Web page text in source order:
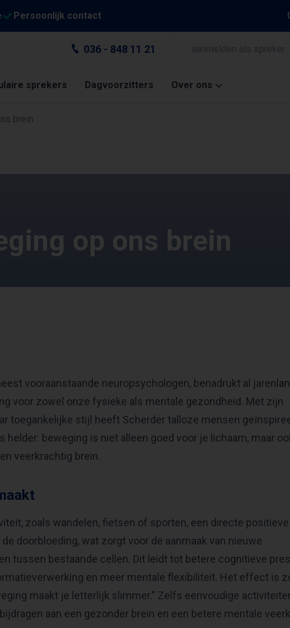
Persoonlijk contact
036 - 848 11 21
sprekers Dagvoorzitters Over ons
brein
op ons brein
vooraanstaande neuropsychologen, benadrukt al
voor zowel onze fysieke als mentale gezondheid. Met zijn
toegankelijke stijl heeft Scherder talloze mensen
beweging is niet alleen goed voor je lichaam, maar
veerkrachtig brein.
zoals wandelen, fietsen of sporten, een directe positieve
doorbloeding, wat zorgt voor de aanmaak van nieuwe
tussen bestaande cellen. Dit leidt tot betere cognitieve
en meer mentale flexibiliteit. Het effect is
maakt je letterlijk slimmer.” Zelfs eenvoudige
aan een gezonder brein en een betere mentale